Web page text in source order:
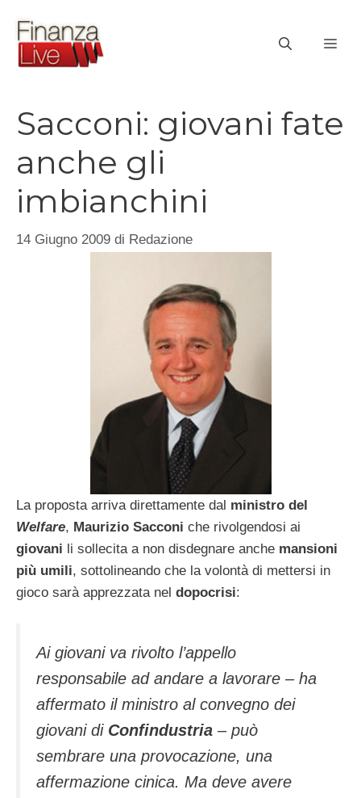
contenuto
Sacconi: giovani fate
anche gli
imbianchini
14 Giugno 2009 di Redazione
La proposta arriva direttamente dal ministro del
Welfare, Maurizio Sacconi che rivolgendosi ai
giovani li sollecita a non disdegnare anche mansioni
più umili, sottolineando che la volontà di mettersi in
gioco sarà apprezzata nel dopocrisi:
Ai giovani va rivolto l’appello
responsabile ad andare a lavorare – ha
affermato il ministro al convegno dei
giovani di Confindustria – può
sembrare una provocazione, una
affermazione cinica. Ma deve avere